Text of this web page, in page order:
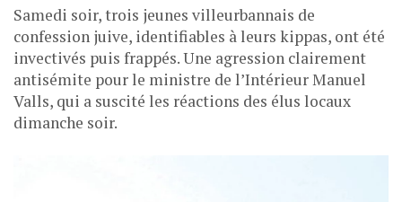
Samedi soir, trois jeunes villeurbannais de
confession juive, identifiables à leurs kippas, ont été
invectivés puis frappés. Une agression clairement
antisémite pour le ministre de l’Intérieur Manuel
Valls, qui a suscité les réactions des élus locaux
dimanche soir.